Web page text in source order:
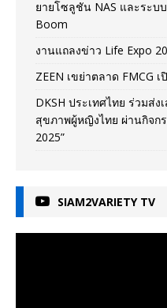
ยายโซลูชัน NAS และระบ
Boom
งานแถลงข่าว Life Expo
ZEEN เขย่าตลาด FMCG
DKSH ประเทศไทย ร่วมส่
สุขภาพผู้หญิงไทย ผ่านกิจก
2025”
SIAM2VARIETY TV